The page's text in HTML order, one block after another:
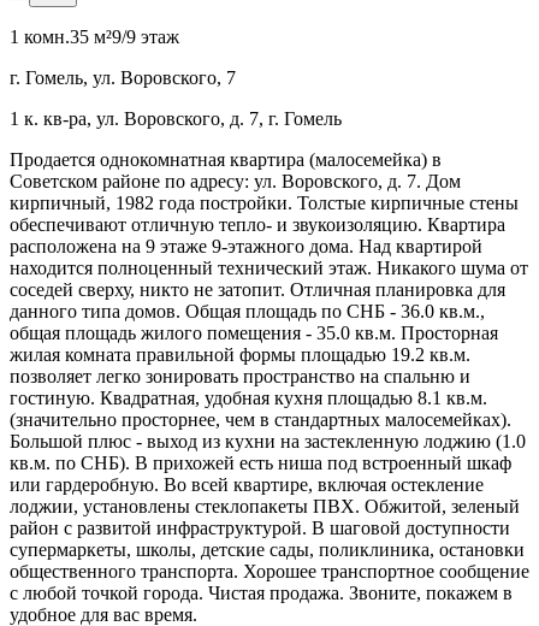
1 комн.35 м²9/9 этаж
г. Гомель, ул. Воровского, 7
1 к. кв-ра, ул. Воровского, д. 7, г. Гомель
Продается однокомнатная квартира (малосемейка) в
Советском районе по адресу: ул. Воровского, д. 7. Дом
кирпичный, 1982 года постройки. Толстые кирпичные стены
обеспечивают отличную тепло- и звукоизоляцию. Квартира
расположена на 9 этаже 9-этажного дома. Над квартирой
находится полноценный технический этаж. Никакого шума от
соседей сверху, никто не затопит. Отличная планировка для
данного типа домов. Общая площадь по СНБ - 36.0 кв.м.,
общая площадь жилого помещения - 35.0 кв.м. Просторная
жилая комната правильной формы площадью 19.2 кв.м.
позволяет легко зонировать пространство на спальню и
гостиную. Квадратная, удобная кухня площадью 8.1 кв.м.
(значительно просторнее, чем в стандартных малосемейках).
Большой плюс - выход из кухни на застекленную лоджию (1.0
кв.м. по СНБ). В прихожей есть ниша под встроенный шкаф
или гардеробную. Во всей квартире, включая остекление
лоджии, установлены стеклопакеты ПВХ. Обжитой, зеленый
район с развитой инфраструктурой. В шаговой доступности
супермаркеты, школы, детские сады, поликлиника, остановки
общественного транспорта. Хорошее транспортное сообщение
с любой точкой города. Чистая продажа. Звоните, покажем в
удобное для вас время.